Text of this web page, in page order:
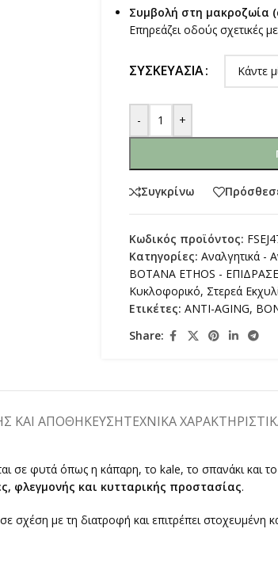
Συμβολή στη μακροζωία
Επηρεάζει οδούς σχετικές
ΣΥΣΚΕΥΑΣΊΑ
- +
Συγκρίνω
Κωδικός προϊόντος:
Κατηγορίες: Αναλγητικά -
ΒΟΤΑΝΑ ETHOS -
Κυκλοφορικό, Στερεά
Ετικέτες: ANTI-AGING,
Share:
ΚΑΙ ΑΠΟΘΗΚΕΥΣΗΤΕΧΝΙΚΑ
σε φυτά όπως η κάπαρη, το kale, το σπανάκι και το
φλεγμονής και κυτταρικής προστασίας.
σε σχέση με τη διατροφή και επιτρέπει στοχευμένη